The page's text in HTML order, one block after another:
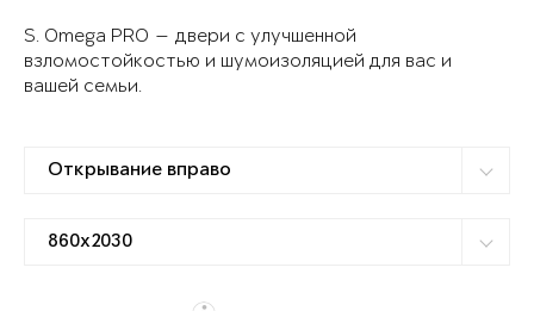
S. Omega PRO — двери с улучшенной
взломостойкостью и шумоизоляцией для вас и
вашей семьи.